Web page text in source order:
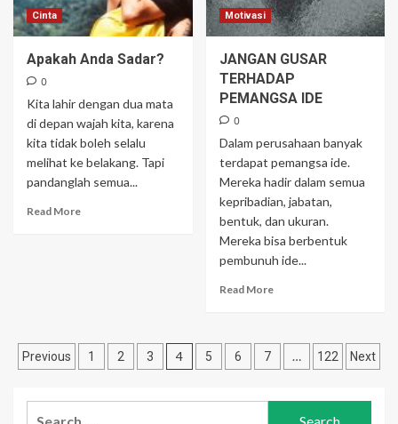
Cinta
Apakah Anda Sadar?
0
Kita lahir dengan dua mata
di depan wajah kita, karena
kita tidak boleh selalu
melihat ke belakang. Tapi
pandanglah semua...
Read More
Motivasi
JANGAN GUSAR
TERHADAP
PEMANGSA IDE
0
Dalam perusahaan banyak
terdapat pemangsa ide.
Mereka hadir dalam semua
kepribadian, jabatan,
bentuk, dan ukuran.
Mereka bisa berbentuk
pembunuh ide...
Read More
Posts
Previous 1 2 3 4 5 6 7 … 122 Next